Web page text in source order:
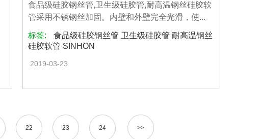
食品级硅胶钢丝管,卫生级硅胶管,耐高温钢丝硅胶软
管采用不锈钢丝加固。内壁和外壁完全光滑，使...
标签:
食品级硅胶钢丝管 卫生级硅胶管 耐高温钢丝
硅胶软管 SINHON
2019-03-23
22 23 24 >>